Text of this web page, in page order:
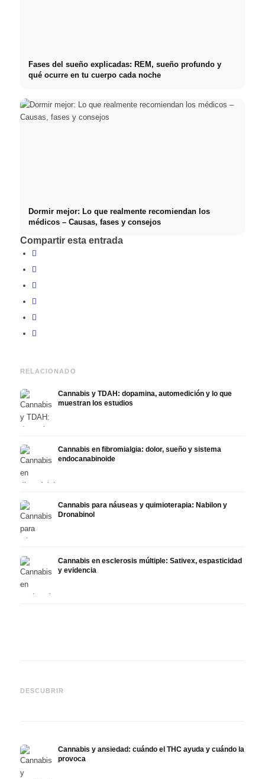
Fases del sueño explicadas: REM, sueño profundo y
qué ocurre en tu cuerpo cada noche
Dormir mejor: Lo que realmente recomiendan los
médicos – Causas, fases y consejos
Compartir esta entrada
RELACIONADO
Cannabis y TDAH: dopamina, automedición y lo que
muestran los estudios
Cannabis en fibromialgia: dolor, sueño y sistema
endocanabinoide
Cannabis para náuseas y quimioterapia: Nabilon y
Dronabinol
Cannabis en esclerosis múltiple: Sativex, espasticidad
y evidencia
DESCUBRIR
Epidiolex y el estado actual
Cannabis y ansiedad: cuándo el THC ayuda y cuándo la
provoca